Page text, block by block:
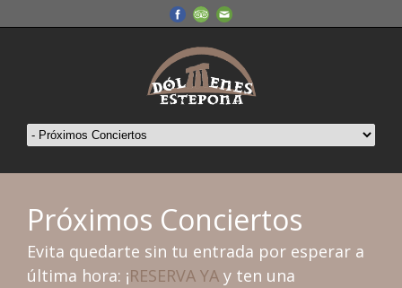
Próximos Conciertos
Evita quedarte sin tu entrada por esperar a
última hora: ¡RESERVA YA y ten una